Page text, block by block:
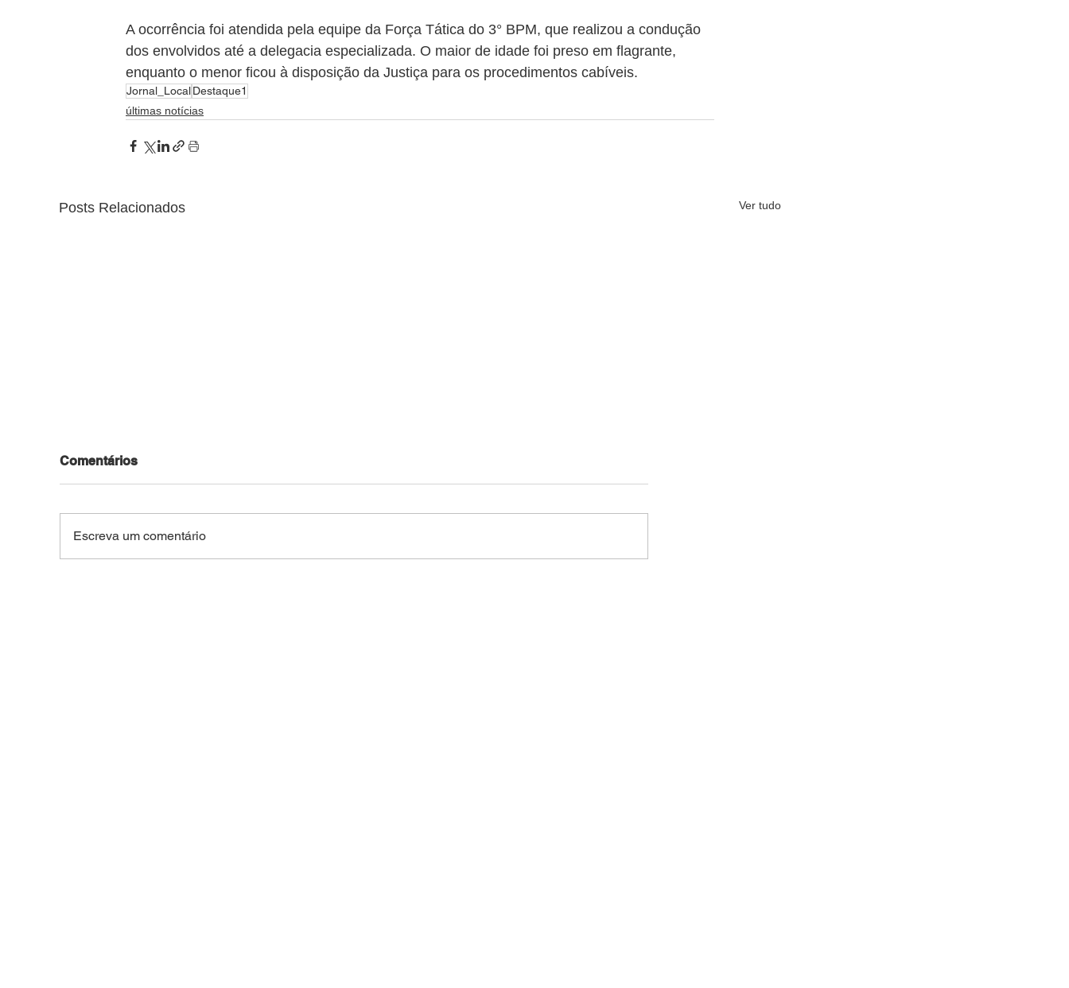
A ocorrência foi atendida pela equipe da Força Tática do 3° BPM, que realizou a condução
dos envolvidos até a delegacia especializada. O maior de idade foi preso em flagrante,
enquanto o menor ficou à disposição da Justiça para os procedimentos cabíveis.
Jornal_LocalDestaque1
últimas notícias
Posts Relacionados Ver tudo
Comentários
Escreva um comentário